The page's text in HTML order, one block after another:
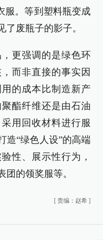
服。等到塑料瓶变成
废瓶子的影子。
更强调的是绿色环
而非直接的事实因
的成本比制造新产
酯纤维还是由石油
用回收材料进行服
造“绿色人设”的高端
性、展示性行为，
团的领奖服等。
[ 责编：赵希 ]